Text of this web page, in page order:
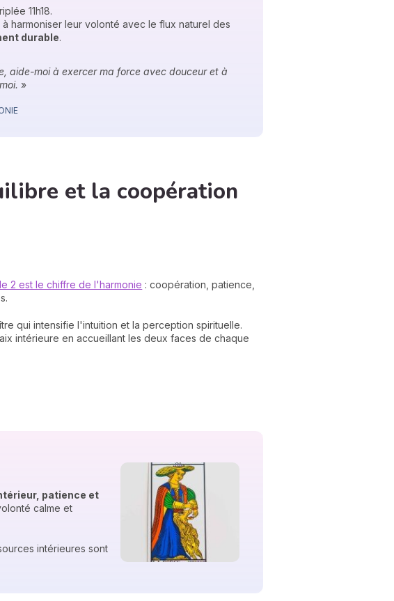
11h18.
harmoniser leur volonté avec le flux naturel des
durable.
aide-moi à exercer ma force avec douceur et à
»
et la coopération
le 2 est le chiffre de l'harmonie : coopération, patience,
qui intensifie l'intuition et la perception spirituelle.
intérieure en accueillant les deux faces de chaque
patience et
calme et
intérieures sont